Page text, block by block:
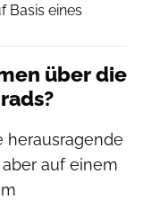
Basis eines
über die
herausragende
auf einem